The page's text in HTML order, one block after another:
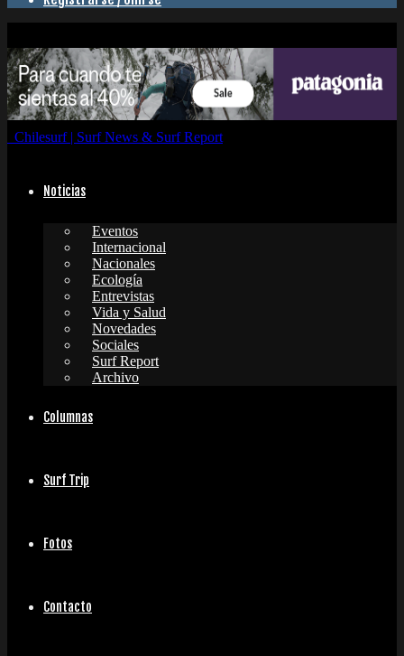
Chilesurf | Surf News & Surf Report
Noticias
Eventos
Internacional
Nacionales
Ecología
Entrevistas
Vida y Salud
Novedades
Sociales
Surf Report
Archivo
Columnas
Surf Trip
Fotos
Contacto